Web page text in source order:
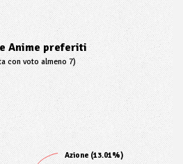
Anime preferiti
con voto almeno 7)
Azione (13.01%)